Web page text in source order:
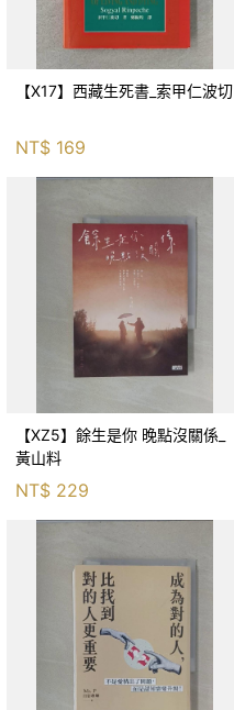
【X17】西藏生死書_索甲仁波切
NT$ 169
【XZ5】餘生是你 晚點沒關係_
黃山料
NT$ 229